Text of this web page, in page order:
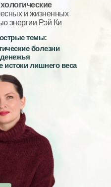
болезни
истоки лишнего веса
темы:
и жизненных
энергии Рэй Ки